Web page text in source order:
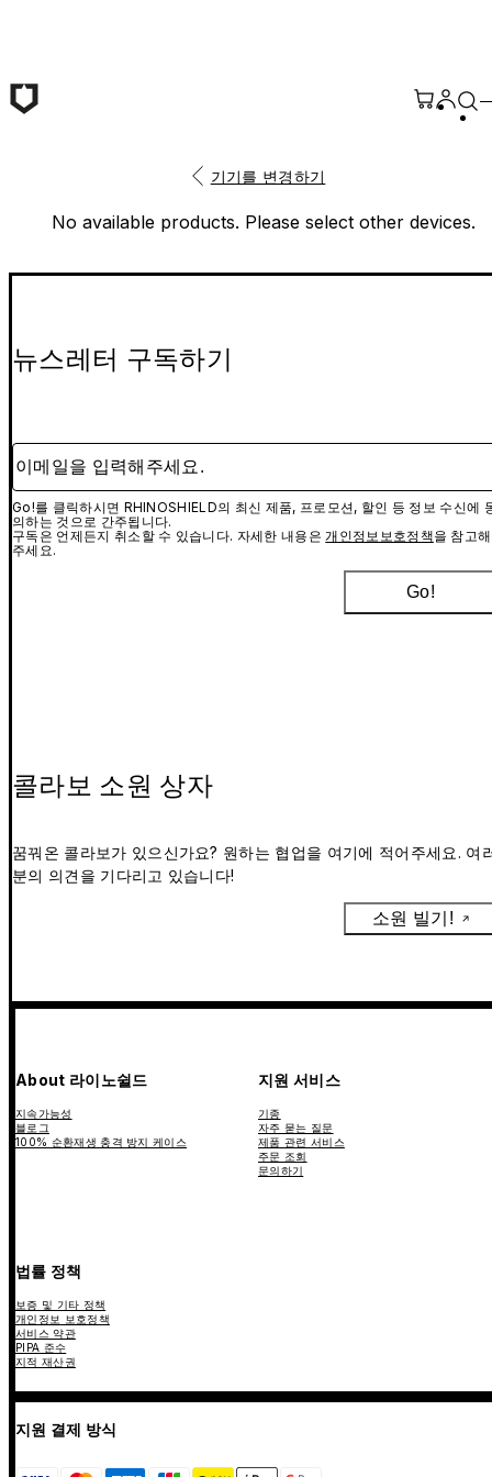
기기를 변경하기
No available products. Please select other devices.
뉴스레터 구독하기
이메일을 입력해주세요.
Go!를 클릭하시면 RHINOSHIELD의 최신 제품, 프로모션, 할인 등 정보 수신에
의하는 것으로 간주됩니다.
구독은 언제든지 취소할 수 있습니다. 자세한 내용은 개인정보보호정책을 참고해
주세요.
Go!
콜라보 소원 상자
꿈꿔온 콜라보가 있으신가요? 원하는 협업을 여기에 적어주세요. 여
분의 의견을 기다리고 있습니다!
소원 빌기!
About 라이노쉴드
지속가능성
블로그
100% 순환재생 충격 방지 케이스
지원 서비스
기종
자주 묻는 질문
제품 관련 서비스
주문 조회
문의하기
법률 정책
보증 및 기타 정책
개인정보 보호정책
서비스 약관
PIPA 준수
지적 재산권
지원 결제 방식